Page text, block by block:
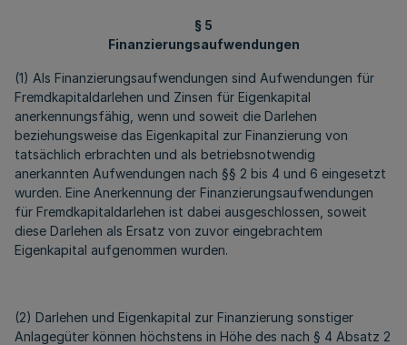
§ 5
Finanzierungsaufwendungen
(1) Als Finanzierungsaufwendungen sind Aufwendungen für
Fremdkapitaldarlehen und Zinsen für Eigenkapital
anerkennungsfähig, wenn und soweit die Darlehen
beziehungsweise das Eigenkapital zur Finanzierung von
tatsächlich erbrachten und als betriebsnotwendig
anerkannten Aufwendungen nach §§ 2 bis 4 und 6 eingesetzt
wurden. Eine Anerkennung der Finanzierungsaufwendungen
für Fremdkapitaldarlehen ist dabei ausgeschlossen, soweit
diese Darlehen als Ersatz von zuvor eingebrachtem
Eigenkapital aufgenommen wurden.
(2) Darlehen und Eigenkapital zur Finanzierung sonstiger
Anlagegüter können höchstens in Höhe des nach § 4 Absatz 2